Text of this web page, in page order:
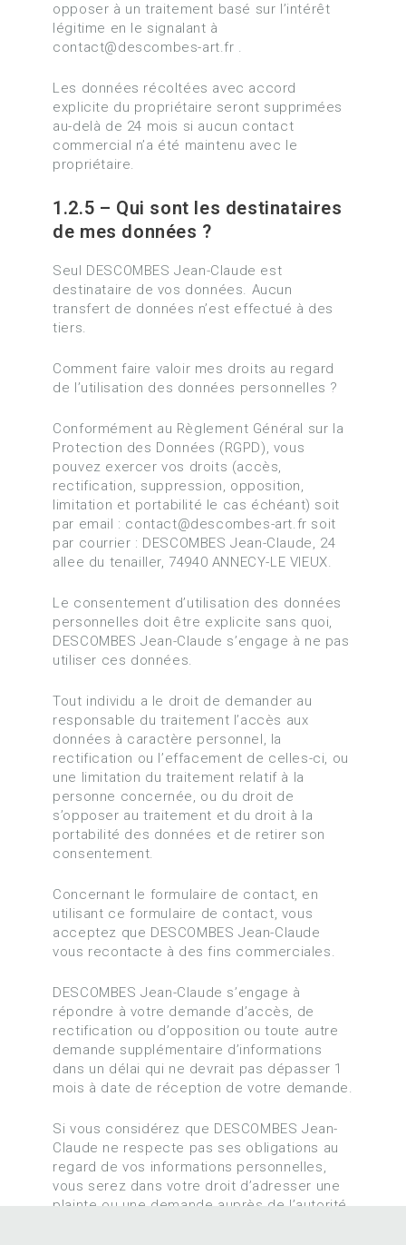
opposer à un traitement basé sur l’intérêt
légitime en le signalant à
contact@descombes-art.fr .
Les données récoltées avec accord
explicite du propriétaire seront supprimées
au-delà de 24 mois si aucun contact
commercial n’a été maintenu avec le
propriétaire.
1.2.5 – Qui sont les destinataires
de mes données ?
Seul DESCOMBES Jean-Claude est
destinataire de vos données. Aucun
transfert de données n’est effectué à des
tiers.
Comment faire valoir mes droits au regard
de l’utilisation des données personnelles ?
Conformément au Règlement Général sur la
Protection des Données (RGPD), vous
pouvez exercer vos droits (accès,
rectification, suppression, opposition,
limitation et portabilité le cas échéant) soit
par email : contact@descombes-art.fr soit
par courrier : DESCOMBES Jean-Claude, 24
allee du tenailler, 74940 ANNECY-LE VIEUX.
Le consentement d’utilisation des données
personnelles doit être explicite sans quoi,
DESCOMBES Jean-Claude s’engage à ne pas
utiliser ces données.
Tout individu a le droit de demander au
responsable du traitement l’accès aux
données à caractère personnel, la
rectification ou l’effacement de celles-ci, ou
une limitation du traitement relatif à la
personne concernée, ou du droit de
s’opposer au traitement et du droit à la
portabilité des données et de retirer son
consentement.
Concernant le formulaire de contact, en
utilisant ce formulaire de contact, vous
acceptez que DESCOMBES Jean-Claude
vous recontacte à des fins commerciales.
DESCOMBES Jean-Claude s’engage à
répondre à votre demande d’accès, de
rectification ou d’opposition ou toute autre
demande supplémentaire d’informations
dans un délai qui ne devrait pas dépasser 1
mois à date de réception de votre demande.
Si vous considérez que DESCOMBES Jean-
Claude ne respecte pas ses obligations au
regard de vos informations personnelles,
vous serez dans votre droit d’adresser une
plainte ou une demande auprès de l’autorité